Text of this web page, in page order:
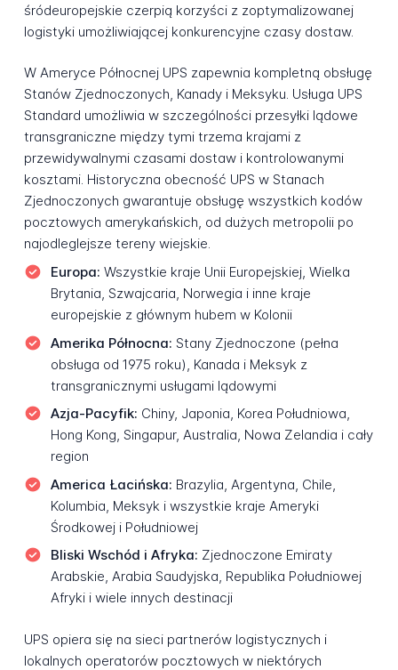
śródeuropejskie czerpią korzyści z zoptymalizowanej
logistyki umożliwiającej konkurencyjne czasy dostaw.
W Ameryce Północnej UPS zapewnia kompletną obsługę
Stanów Zjednoczonych, Kanady i Meksyku. Usługa UPS
Standard umożliwia w szczególności przesyłki lądowe
transgraniczne między tymi trzema krajami z
przewidywalnymi czasami dostaw i kontrolowanymi
kosztami. Historyczna obecność UPS w Stanach
Zjednoczonych gwarantuje obsługę wszystkich kodów
pocztowych amerykańskich, od dużych metropolii po
najodleglejsze tereny wiejskie.
Europa: Wszystkie kraje Unii Europejskiej, Wielka
Brytania, Szwajcaria, Norwegia i inne kraje
europejskie z głównym hubem w Kolonii
Amerika Północna: Stany Zjednoczone (pełna
obsługa od 1975 roku), Kanada i Meksyk z
transgranicznymi usługami lądowymi
Azja-Pacyfik: Chiny, Japonia, Korea Południowa,
Hong Kong, Singapur, Australia, Nowa Zelandia i cały
region
America Łacińska: Brazylia, Argentyna, Chile,
Kolumbia, Meksyk i wszystkie kraje Ameryki
Środkowej i Południowej
Bliski Wschód i Afryka: Zjednoczone Emiraty
Arabskie, Arabia Saudyjska, Republika Południowej
Afryki i wiele innych destinacji
UPS opiera się na sieci partnerów logistycznych i
lokalnych operatorów pocztowych w niektórych